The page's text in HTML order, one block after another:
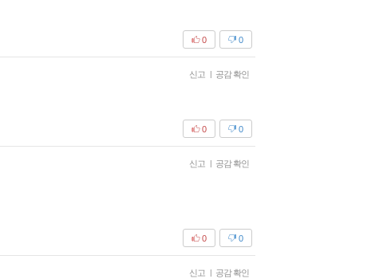
0
0
신고 | 공감 확인
0
0
신고 | 공감 확인
0
0
신고 | 공감 확인